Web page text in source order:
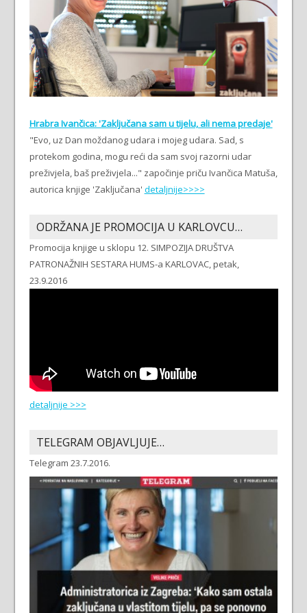
Hrabra Ivančica: 'Zaključana sam u tijelu, ali nema predaje'
"Evo, uz Dan moždanog udara i mojeg udara. Sad, s
protekom godina, mogu reći da sam svoj razorni udar
preživjela, baš preživjela..." započinje priču Ivančica Matuša,
autorica knjige 'Zaključana' detaljnije>>>>
ODRŽANA JE PROMOCIJA U KARLOVCU…
Promocija knjige u sklopu 12. SIMPOZIJA DRUŠTVA
PATRONAŽNIH SESTARA HUMS-a KARLOVAC, petak,
23.9.2016
detaljnije >>>
TELEGRAM OBJAVLJUJE…
Telegram 23.7.2016.